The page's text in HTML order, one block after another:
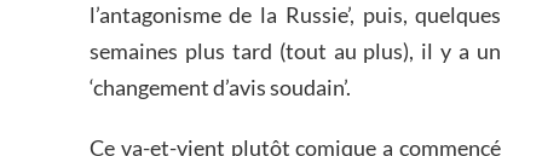
l’antagonisme de la Russie’, puis, quelques
semaines plus tard (tout au plus), il y a un
‘changement d’avis soudain’.
Ce va-et-vient plutôt comique a commencé